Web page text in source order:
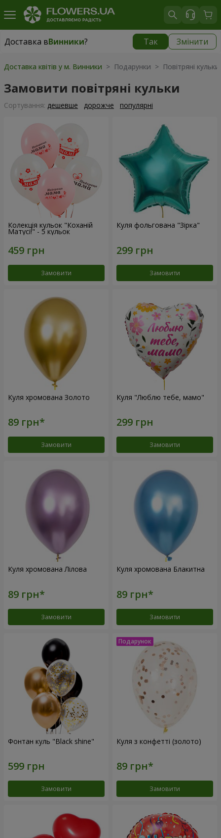
Доставка вВинники? Так Змінити
Доставка вВинники|
Доставка квітів у м. Винники > Подарунки > Повітряні кульки
Замовити повітряні кульки
Сортування: дешевше дорожче популярні
Колекція кульок "Коханій
Матусі!" - 5 кульок
Замовити
Куля фольгована "Зірка"
Замовити
Куля хромована Золото
Замовити
Куля "Люблю тебе, мамо"
Замовити
Куля хромована Лілова
Замовити
Куля хромована Блакитна
Замовити
Фонтан куль "Black shine"
Замовити
Куля з конфетті (золото)
Замовити